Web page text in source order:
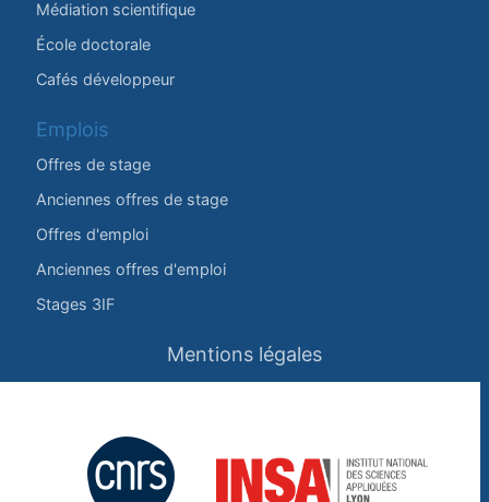
Médiation scientifique
École doctorale
Cafés développeur
Emplois
Offres de stage
Anciennes offres de stage
Offres d'emploi
Anciennes offres d'emploi
Stages 3IF
Mentions légales